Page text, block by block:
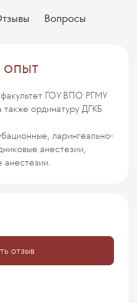
Вопросы
ГОУ ВПО РГМУ
ординатуру ДГКБ
ларингеально-
анестезии,
анестезии.
отзыв